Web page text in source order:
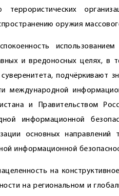
террористических
оружия
и вредоносных целях, в
подчёркивают
международной
и Правительством
информационной
основных направлений
информационной
на
на региональном и